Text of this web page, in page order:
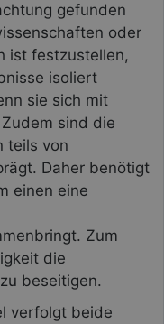
gefunden
oder
ist festzustellen,
isoliert
sie sich mit
sind die
teils von
Daher benötigt
einen eine
Zum
die
beseitigen.
verfolgt beide